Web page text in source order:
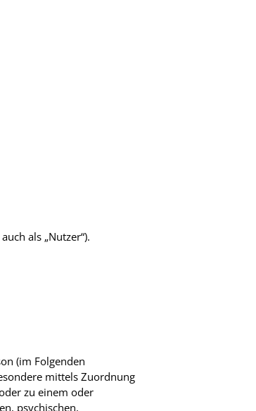
als „Nutzer“).
(im Folgenden
mittels Zuordnung
zu einem oder
psychischen,